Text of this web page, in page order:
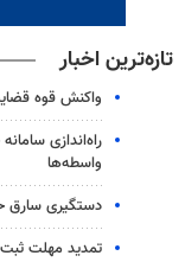
تازه‌ترین اخبار
واکنش قوه
راه‌اندازی
واسطه‌ها
دستگیری سارق
تمدید مهلت ثبت‌نام